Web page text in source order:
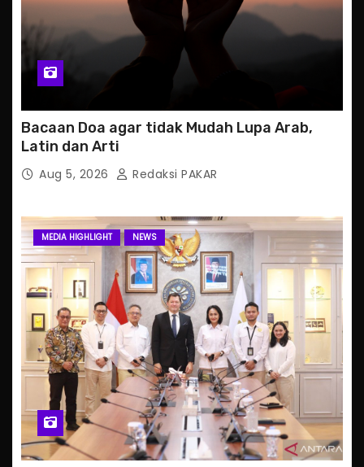
Bacaan Doa agar tidak Mudah Lupa Arab,
Latin dan Arti
Aug 5, 2026 Redaksi PAKAR
MEDIA HIGHLIGHT NEWS